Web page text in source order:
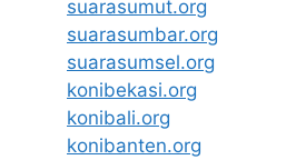
suarasumut.org
suarasumbar.org
suarasumsel.org
konibekasi.org
konibali.org
konibanten.org